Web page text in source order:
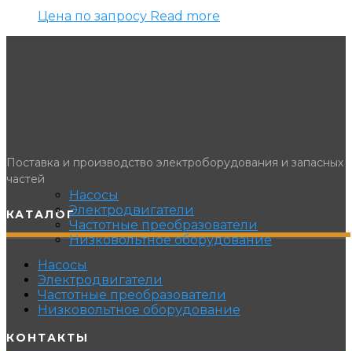
Насосы
Электродвигатели
Частотные преобразователи
Низковольтное оборудование
Цена по запросу Read more
Поставка и производство электроборудования и запасных
частей
КАТАЛОГ
Насосы
Электродвигатели
Частотные преобразователи
Низковольтное оборудование
КОНТАКТЫ